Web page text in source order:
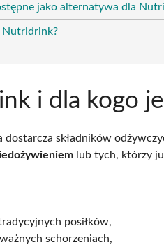
jako alternatywa dla
Nutridrink?
i dla kogo
składników
lub tych, którzy
posiłków,
schorzeniach,